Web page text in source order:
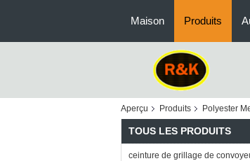
Maison Produits
Aperçu Produits Polyester
TOUS LES PRODUITS
ceinture de grillage de